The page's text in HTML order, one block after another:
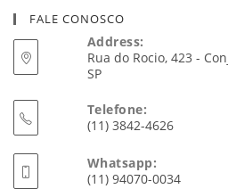
FALE CONOSCO
Address:
Rua do Rocio, 423 -
SP
Telefone:
(11) 3842-4626
Whatsapp:
(11) 94070-0034